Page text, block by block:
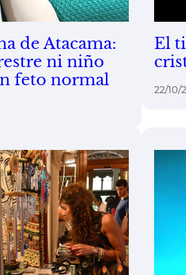
de Atacama:
ni niño
feto normal
El
22/10/